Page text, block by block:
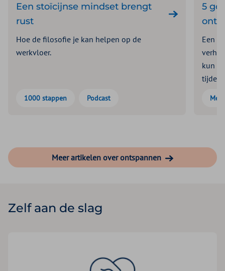
Een stoïcijnse mindset brengt
rust
Hoe de filosofie je kan helpen op de
werkvloer.
1000 stappen Podcast
5
Een
kun
Meer artikelen over ontspannen
Zelf aan de slag